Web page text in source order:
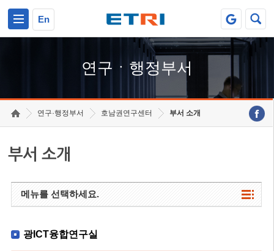
En
연구ㆍ행정부서
연구·행정부서 호남권연구센터 부서 소개
부서 소개
메뉴를 선택하세요.
광ICT융합연구실